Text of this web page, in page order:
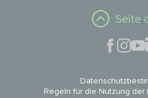
Seite
Regeln für die Nutzung der